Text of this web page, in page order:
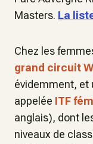
Masters. La
Chez les
grand circuit
évidemment, et
appelée ITF
anglais), dont
niveaux de